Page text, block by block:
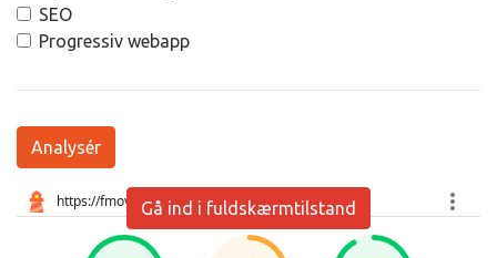
SEO
Progressiv webapp
Analysér
Gå ind i fuldskærmtilstand